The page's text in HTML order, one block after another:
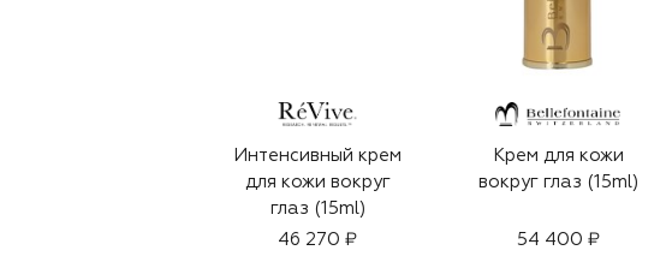
Интенсивный крем
для кожи вокруг
глаз (15ml)
46 270 ₽
Крем для кожи
вокруг глаз (15ml)
54 400 ₽